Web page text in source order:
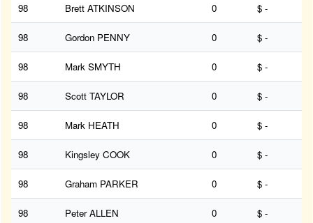
98 Brett ATKINSON 0 $ -
98 Gordon PENNY 0 $ -
98 Mark SMYTH 0 $ -
98 Scott TAYLOR 0 $ -
98 Mark HEATH 0 $ -
98 Kingsley COOK 0 $ -
98 Graham PARKER 0 $ -
98 Peter ALLEN 0 $ -